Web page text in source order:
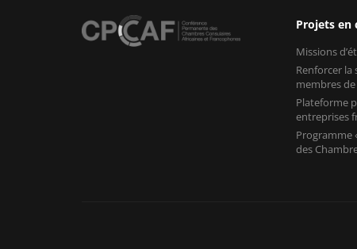
Projets en
Missions
Renforcer la
membres de
Plateforme
entreprises
Programme
des